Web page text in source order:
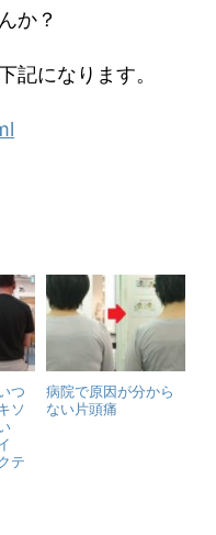
か？
記になります。
つ
ソ
テ
病院で原因が分から
ない片頭痛